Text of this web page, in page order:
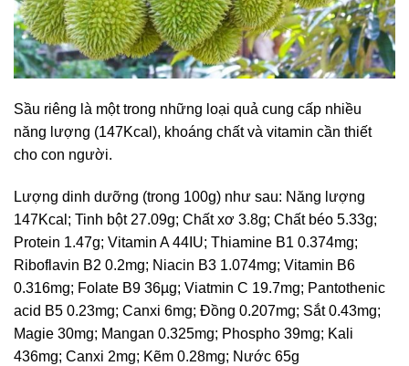
Sầu riêng là một trong những loại quả cung cấp nhiều
năng lượng (147Kcal), khoáng chất và vitamin cần thiết
cho con người.
Lượng dinh dưỡng (trong 100g) như sau: Năng lượng
147Kcal; Tinh bột 27.09g; Chất xơ 3.8g; Chất béo 5.33g;
Protein 1.47g; Vitamin A 44IU; Thiamine B1 0.374mg;
Riboflavin B2 0.2mg; Niacin B3 1.074mg; Vitamin B6
0.316mg; Folate B9 36µg; Viatmin C 19.7mg; Pantothenic
acid B5 0.23mg; Canxi 6mg; Đồng 0.207mg; Sắt 0.43mg;
Magie 30mg; Mangan 0.325mg; Phospho 39mg; Kali
436mg; Canxi 2mg; Kẽm 0.28mg; Nước 65g